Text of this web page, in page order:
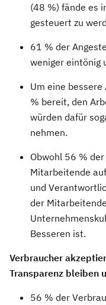
(48 %) fände es
gesteuert zu
61 % der
weniger eintönig
Um eine
% bereit, den
würden dafür
nehmen.
Obwohl 56 %
Mitarbeitende
und
der
Besseren ist.
Verbraucher
Transparenz bleiben
56 % der